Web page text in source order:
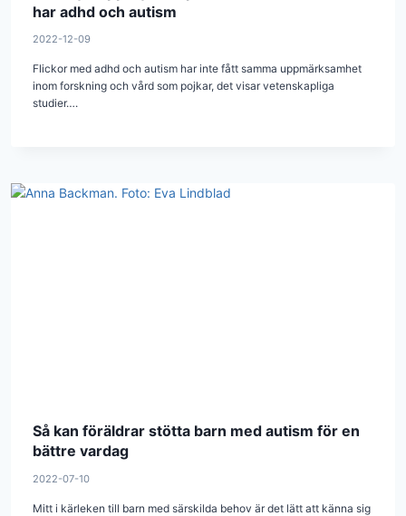
har adhd och autism
2022-12-09
Flickor med adhd och autism har inte fått samma uppmärksamhet
inom forskning och vård som pojkar, det visar vetenskapliga
studier….
Så kan föräldrar stötta barn med autism för en
bättre vardag
2022-07-10
Mitt i kärleken till barn med särskilda behov är det lätt att känna sig